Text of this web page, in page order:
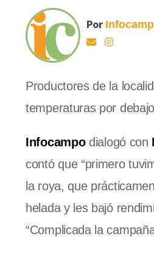
Por
Productores de la
temperaturas por
Infocampo dialogó con
contó que “primero
la roya, que
helada y les bajó
“Complicada la